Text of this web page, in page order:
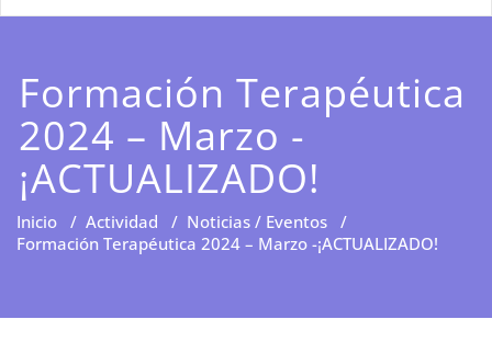
Formación Terapéutica
2024 – Marzo -
¡ACTUALIZADO!
Inicio / Actividad / Noticias / Eventos /
Formación Terapéutica 2024 – Marzo -¡ACTUALIZADO!